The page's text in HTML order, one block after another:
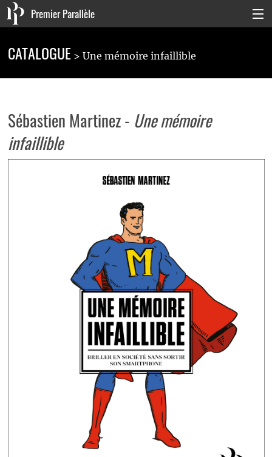
Premier Parallèle
Agenda & actualités
La maison
CATALOGUE Une mémoire infaillible
Sébastien Martinez - Une mémoire
infaillible